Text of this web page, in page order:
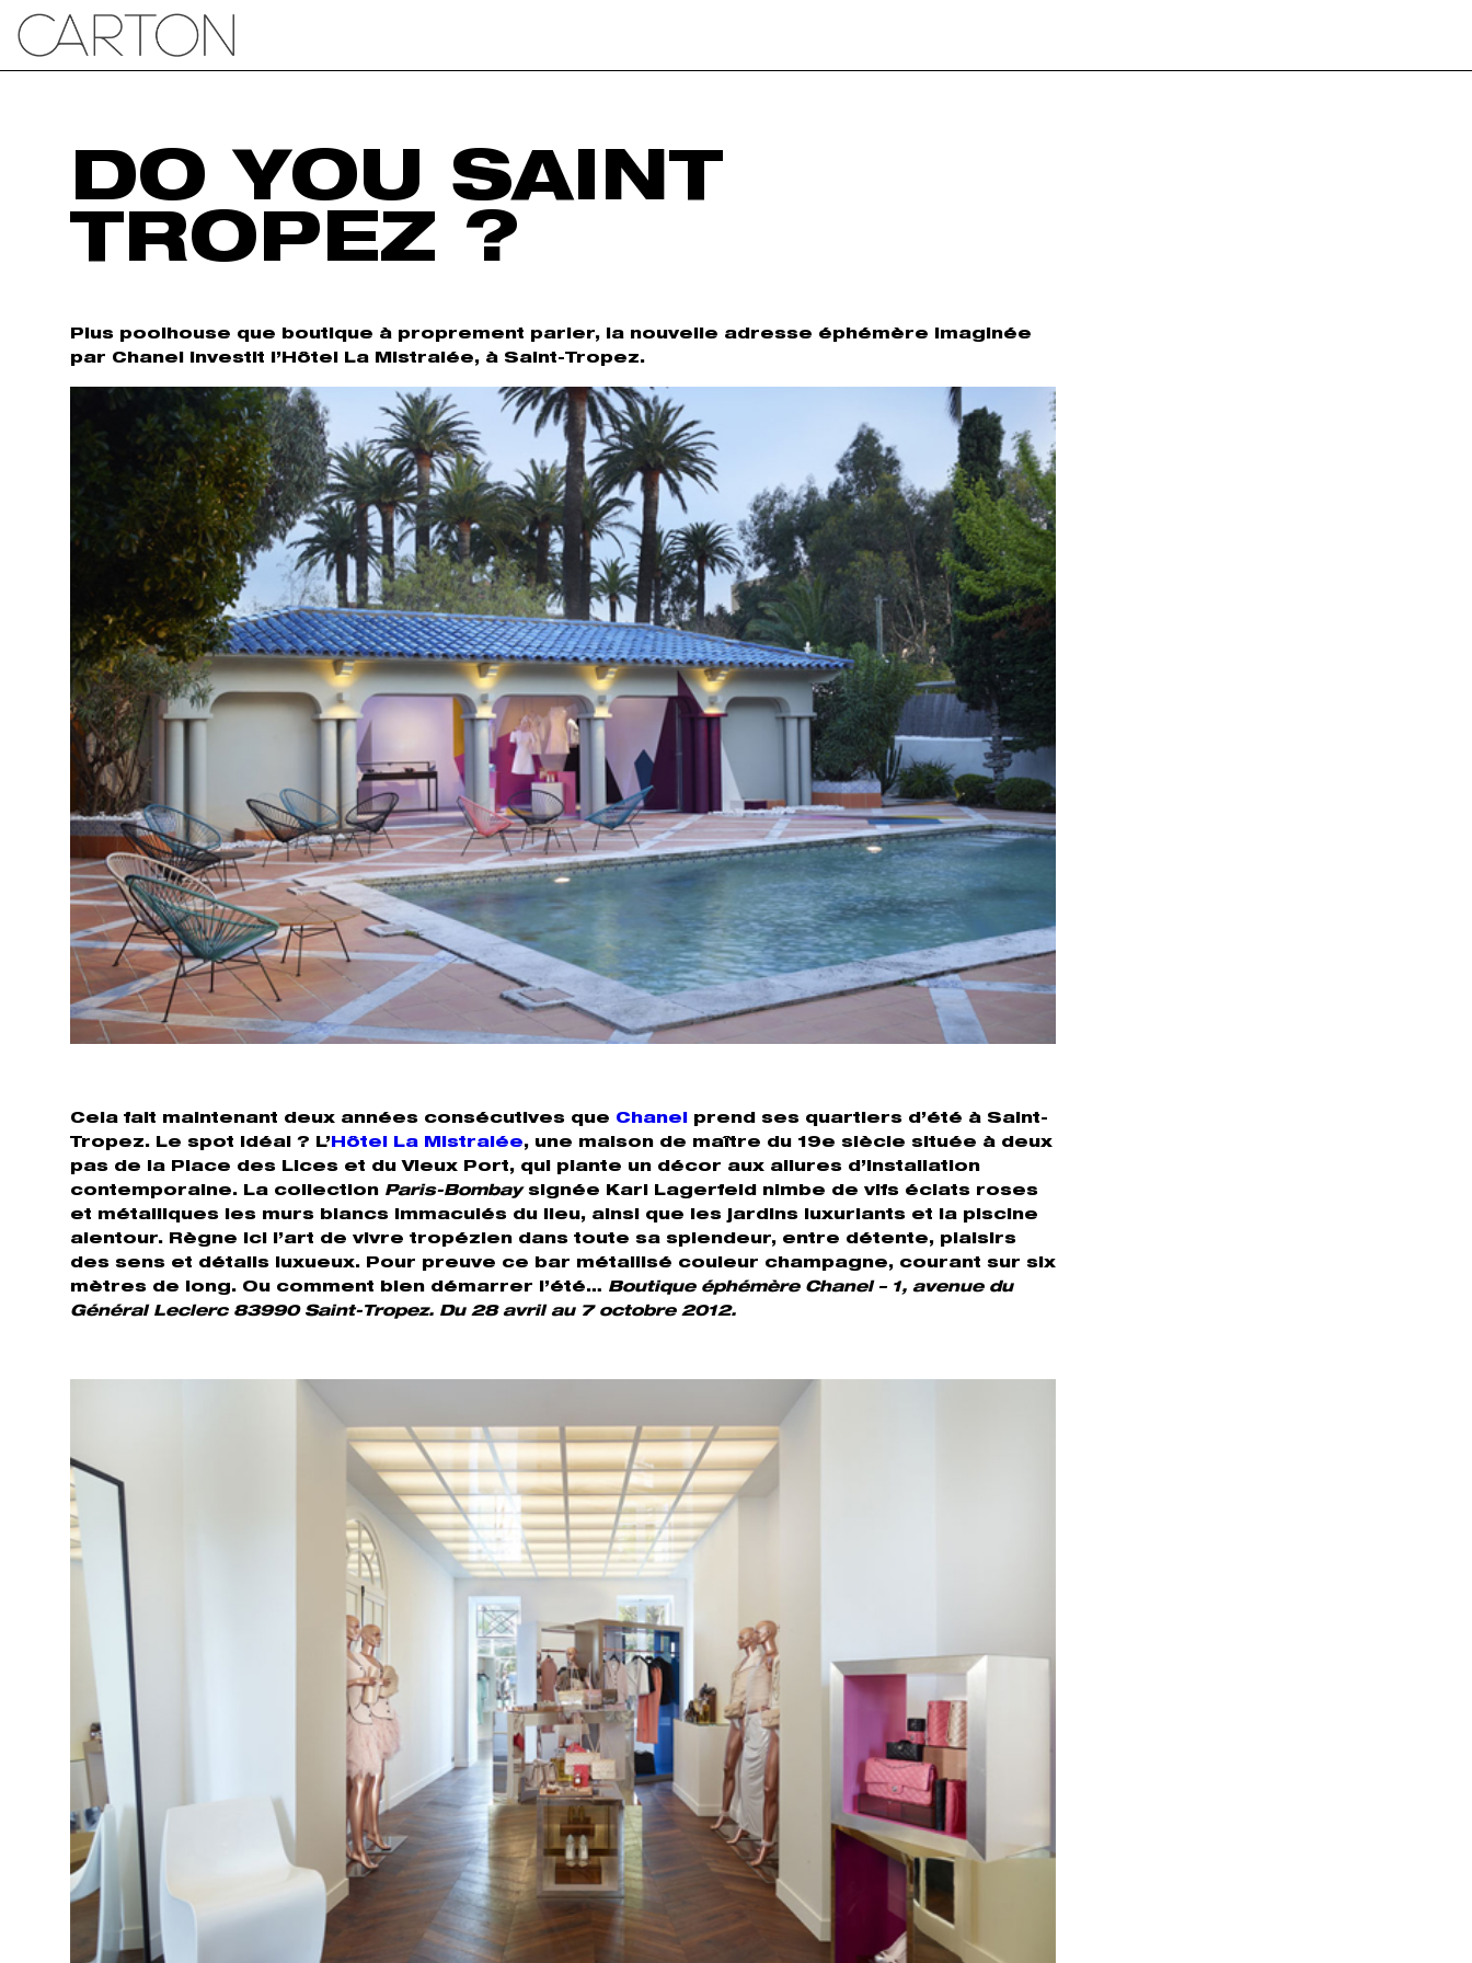
DO YOU SAINT
TROPEZ ?
Plus poolhouse que boutique à proprement parler, la nouvelle adresse éphémère imaginée
par Chanel investit l’Hôtel La Mistralée, à Saint-Tropez.
Cela fait maintenant deux années consécutives que Chanel
prend ses quartiers d’été à Saint-
Tropez. Le spot idéal ? L’ Hôtel La Mistralée, une maison de maître du 19e siècle située à deux
pas de la Place des Lices et du Vieux Port, qui plante un décor aux allures d’installation
contemporaine. La collection Paris-Bombaysignée Karl Lagerfeld nimbe de vifs éclats roses
et métalliques les murs blancs immaculés du lieu, ainsi que les jardins luxuriants et la piscine
alentour. Règne ici l’art de vivre tropézien dans toute sa splendeur, entre détente, plaisirs
des sens et détails luxueux. Pour preuve ce bar métallisé couleur champagne, courant sur six
mètres de long. Ou comment bien démarrer l’été… Boutique éphémère Chanel – 1, avenue du
Général Leclerc 83990 Saint-Tropez. Du 28 avril au 7 octobre 2012.